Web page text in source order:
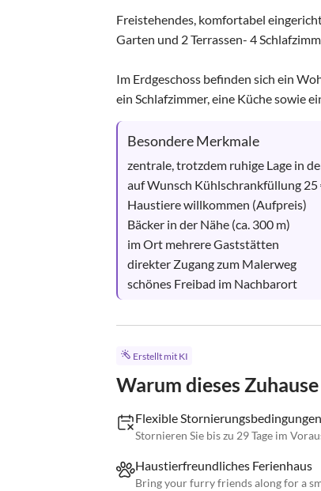
Freistehendes, komfortabel
Garten und 2 Terrassen- 4
Im Erdgeschoss befinden sich ein
ein Schlafzimmer, eine Küche sowie
Besondere Merkmale
zentrale, trotzdem ruhige Lage in
auf Wunsch Kühlschrankfüllung 25
Haustiere willkommen (Aufpreis)
Bäcker in der Nähe (ca. 300 m)
im Ort mehrere Gaststätten
direkter Zugang zum Malerweg
schönes Freibad im Nachbarort
Erstellt mit KI
Warum dieses
Flexible Stornierungsbedingungen
Stornieren Sie bis zu 29 Tage im
Haustierfreundliches Ferienhaus
Bring your furry friends along for a